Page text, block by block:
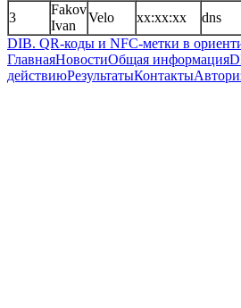
3
Fakov
Ivan
Velo xx:xx:xx dns
DIB. QR-коды и NFC-метки в
ГлавнаяНовостиОбщая информация
действиюРезультатыКонтакты